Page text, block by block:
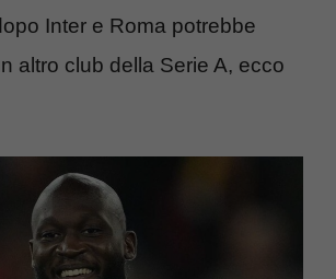
Inter e Roma potrebbe
altro club della Serie A, ecco